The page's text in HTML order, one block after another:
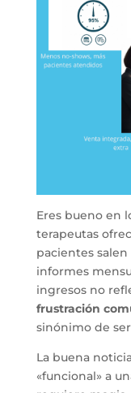
Eres bueno en
terapeutas
pacientes salen
informes
ingresos no
frustración
sinónimo de
La buena
«funcional» a